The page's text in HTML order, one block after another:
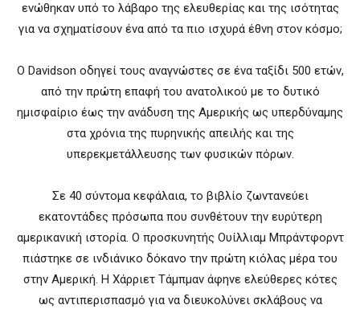
ενώθηκαν υπό το λάβαρο της ελευθερίας και της ισότητας
για να σχηματίσουν ένα από τα πιο ισχυρά έθνη στον κόσμο;
Ο Davidson οδηγεί τους αναγνώστες σε ένα ταξίδι 500 ετών,
από την πρώτη επαφή του ανατολικού με το δυτικό
ημισφαίριο έως την ανάδυση της Αμερικής ως υπερδύναμης
στα χρόνια της πυρηνικής απειλής και της
υπερεκμετάλλευσης των φυσικών πόρων.
Σε 40 σύντομα κεφάλαια, το βιβλίο ζωντανεύει
εκατοντάδες πρόσωπα που συνθέτουν την ευρύτερη
αμερικανική ιστορία. Ο προσκυνητής Ουίλλιαμ Μπράντφορντ
πιάστηκε σε ινδιάνικο δόκανο την πρώτη κιόλας μέρα του
στην Αμερική. Η Χάρριετ Τάμπμαν άφηνε ελεύθερες κότες
ως αντιπερισπασμό για να διευκολύνει σκλάβους να